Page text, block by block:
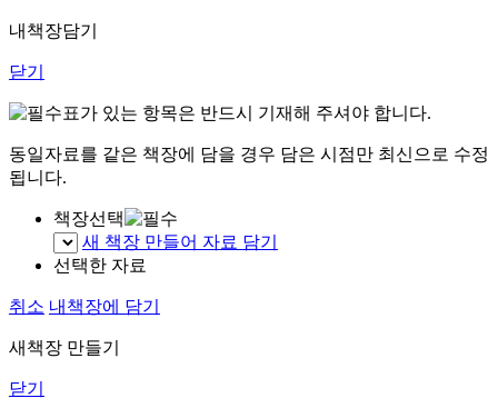
내책장담기
닫기
표가 있는 항목은 반드시 기재해 주셔야 합니다.
동일자료를 같은 책장에 담을 경우 담은 시점만 최신으로 수정
됩니다.
책장선택
새 책장 만들어 자료 담기
선택한 자료
취소 내책장에 담기
새책장 만들기
닫기